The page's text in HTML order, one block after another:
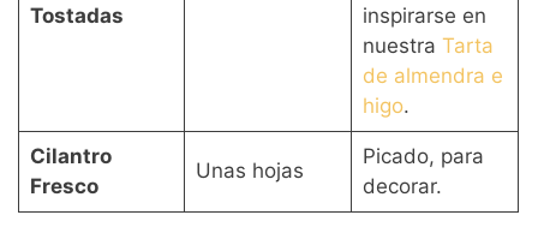
Tostadas
inspirarse en
nuestra Tarta
de almendra e
higo.
Cilantro
Fresco
Unas hojas
Picado, para
decorar.